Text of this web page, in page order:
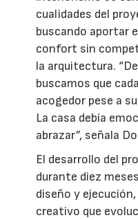
cualidades del
buscando aportar
confort sin
la arquitectura.
buscamos que
acogedor pese a
La casa debía
abrazar”, señala
El desarrollo del
durante diez
diseño y
creativo que